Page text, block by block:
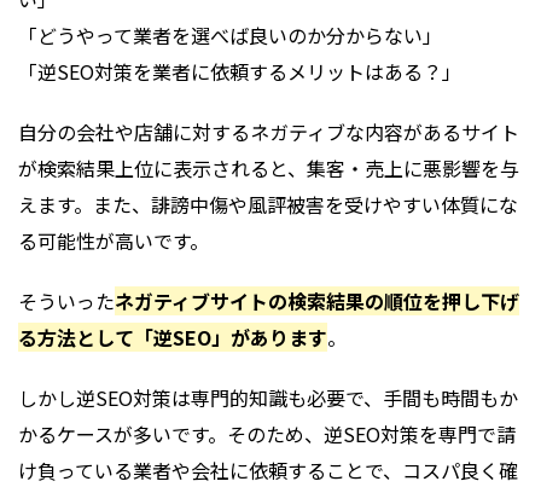
「どうやって業者を選べば良いのか分からない」
「逆SEO対策を業者に依頼するメリットはある？」
自分の会社や店舗に対するネガティブな内容があるサイト
が検索結果上位に表示されると、集客・売上に悪影響を与
えます。また、誹謗中傷や風評被害を受けやすい体質にな
る可能性が高いです。
そういったネガティブサイトの検索結果の順位を押し下げ
る方法として「逆SEO」があります。
しかし逆SEO対策は専門的知識も必要で、手間も時間もか
かるケースが多いです。そのため、逆SEO対策を専門で請
け負っている業者や会社に依頼することで、コスパ良く確